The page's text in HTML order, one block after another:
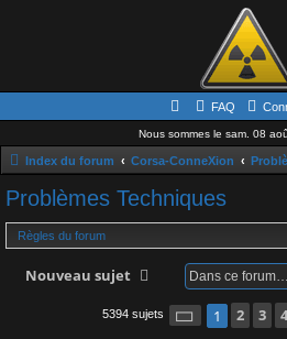
FAQ
Nous sommes le sam. 08
Index du forum Corsa-ConneXion
Problèmes Techniques
Règles du forum
Nouveau sujet
5394 sujets Page 1sur
1 2 3 4